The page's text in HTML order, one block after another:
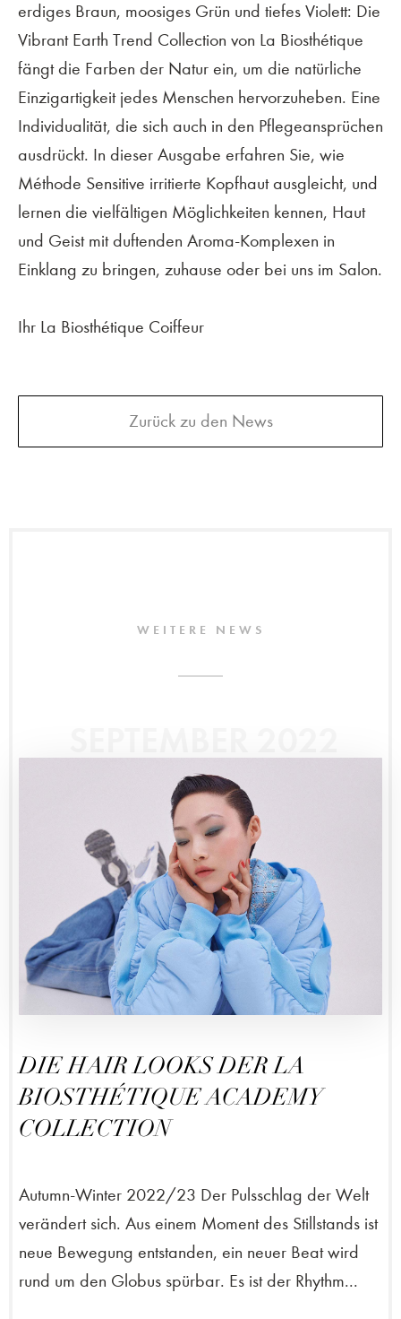
erdiges Braun, moosiges Grün und tiefes Violett: Die
Vibrant Earth Trend Collection von La Biosthétique
fängt die Farben der Natur ein, um die natürliche
Einzigartigkeit jedes Menschen hervorzuheben. Eine
Individualität, die sich auch in den Pflegeansprüchen
ausdrückt. In dieser Ausgabe erfahren Sie, wie
Méthode Sensitive irritierte Kopfhaut ausgleicht, und
lernen die vielfältigen Möglichkeiten kennen, Haut
und Geist mit duftenden Aroma-Komplexen in
Einklang zu bringen, zuhause oder bei uns im Salon.
Ihr La Biosthétique Coiffeur
Zurück zu den News
WEITERE NEWS
DIE HAIR LOOKS DER LA
BIOSTHÉTIQUE ACADEMY
COLLECTION
Autumn-Winter 2022/23 Der Pulsschlag der Welt
verändert sich. Aus einem Moment des Stillstands ist
neue Bewegung entstanden, ein neuer Beat wird
rund um den Globus spürbar. Es ist der Rhythm...